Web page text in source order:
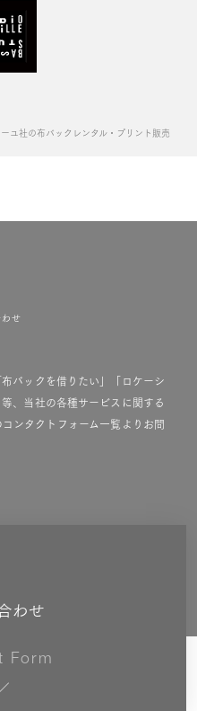
ユ社の布バックレンタル・プリント販売
せ
バックを借りたい」「ロケーシ
、当社の各種サービスに関する
ンタクトフォーム一覧よりお問
わせ
Form